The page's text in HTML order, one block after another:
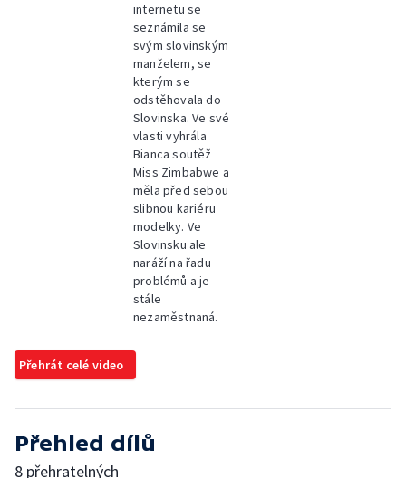
internetu se
seznámila se
svým slovinským
manželem, se
kterým se
odstěhovala do
Slovinska. Ve své
vlasti vyhrála
Bianca soutěž
Miss Zimbabwe a
měla před sebou
slibnou kariéru
modelky. Ve
Slovinsku ale
naráží na řadu
problémů a je
stále
nezaměstnaná.
Přehrát celé video
Přehled dílů
8 přehratelných